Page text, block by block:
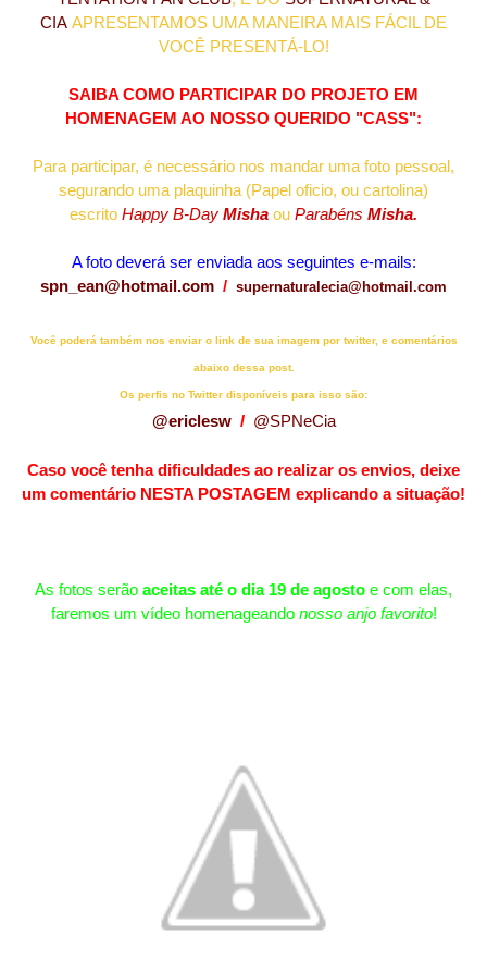
CIA APRESENTAMOS UMA MANEIRA MAIS FÁCIL DE
VOCÊ PRESENTÁ-LO!
SAIBA COMO PARTICIPAR DO PROJETO EM
HOMENAGEM AO NOSSO QUERIDO "CASS":
Para participar, é necessário nos mandar uma foto pessoal,
segurando uma plaquinha (Papel oficio, ou cartolina)
escrito Happy B-Day Misha ou Parabéns Misha.
A foto deverá ser enviada aos seguintes e-mails:
spn_ean@hotmail.com / supernaturalecia@hotmail.com
Você poderá também nos enviar o link de sua imagem por twitter, e comentários
abaixo dessa post.
Os perfis no Twitter disponíveis para isso são:
@ericlesw/ @SPNeCia
Caso você tenha dificuldades ao realizar os envios, deixe
um comentário NESTA POSTAGEM explicando a situação!
As fotos serão aceitas até o dia 19 de agosto e com elas,
faremos um vídeo homenageando nosso anjo favorito!